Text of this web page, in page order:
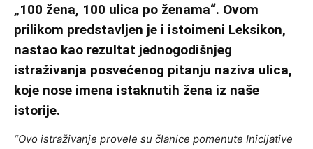
„100 žena, 100 ulica po ženama“. Ovom
prilikom predstavljen je i istoimeni Leksikon,
nastao kao rezultat jednogodišnjeg
istraživanja posvećenog pitanju naziva ulica,
koje nose imena istaknutih žena iz naše
istorije.
“Ovo istraživanje provele su članice pomenute Inicijative